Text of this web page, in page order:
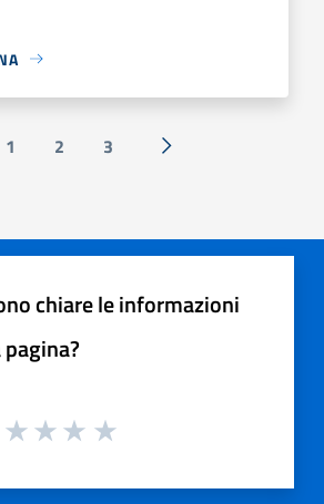
1 2 3 Successiva »
chiare le informazioni